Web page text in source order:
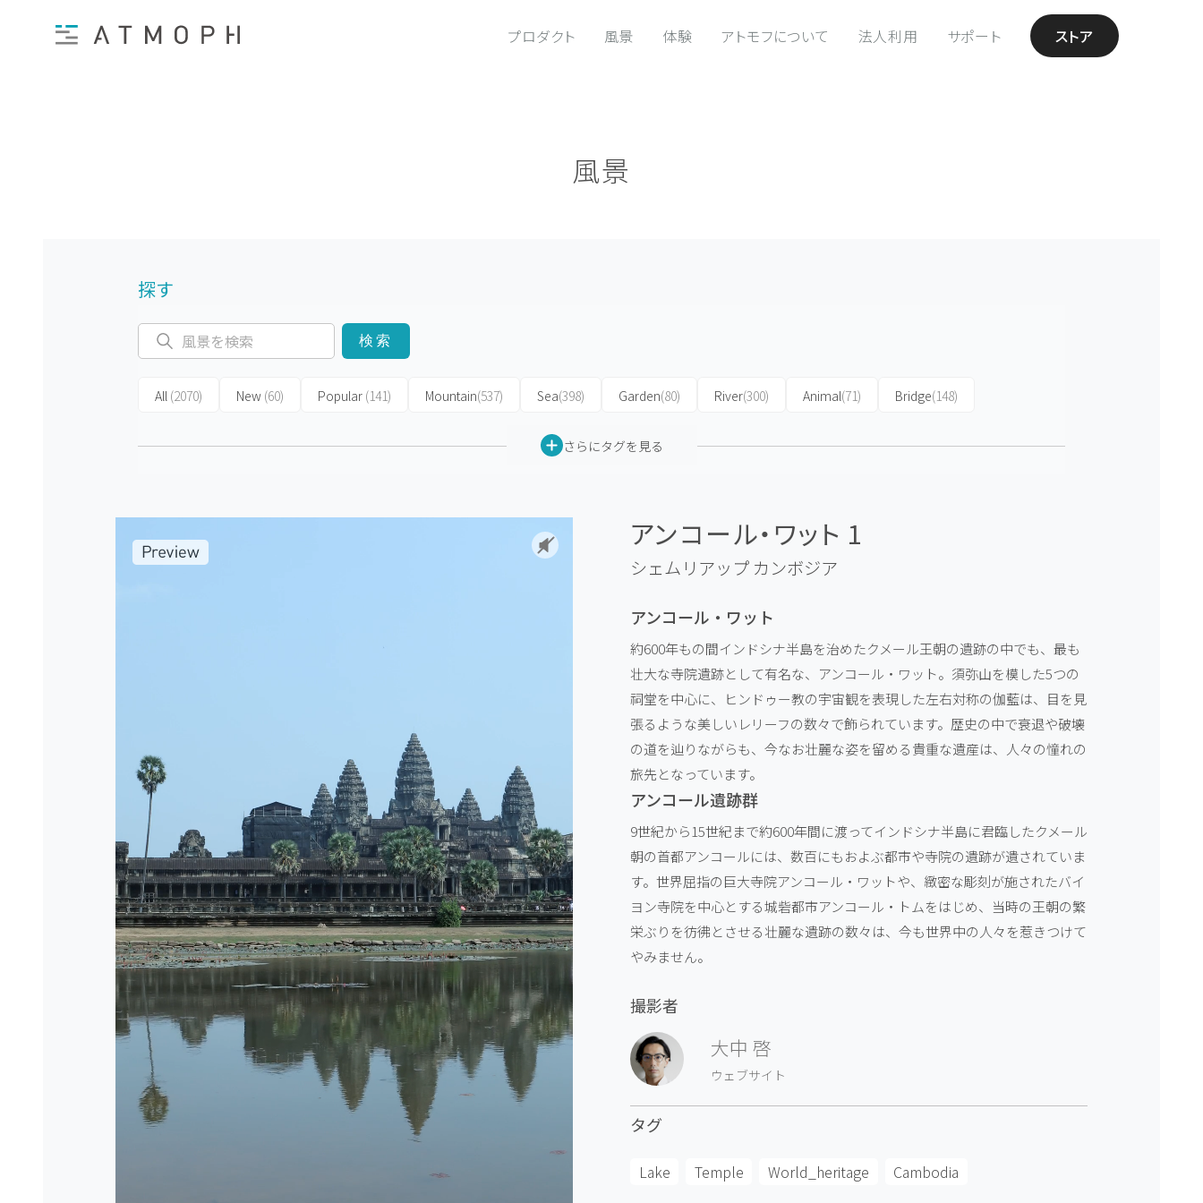
プロダクト 風景 体験 アトモフについて 法人利用 サポート ストア
風景
探す
検索
All (2070) New (60) Popular (141) Mountain(537) Sea(398) Garden(80) River(300) Animal(71) Bridge(148)
さらにタグを見る
アンコール・ワット 1
シェムリアップ カンボジア
アンコール・ワット
約600年もの間インドシナ半島を治めたクメール王朝の遺跡の中でも、最も
壮大な寺院遺跡として有名な、アンコール・ワット。須弥山を模した5つの
祠堂を中心に、ヒンドゥー教の宇宙観を表現した左右対称の伽藍は、目を見
張るような美しいレリーフの数々で飾られています。歴史の中で衰退や破壊
の道を辿りながらも、今なお壮麗な姿を留める貴重な遺産は、人々の憧れの
旅先となっています。
アンコール遺跡群
9世紀から15世紀まで約600年間に渡ってインドシナ半島に君臨したクメール
朝の首都アンコールには、数百にもおよぶ都市や寺院の遺跡が遺されていま
す。世界屈指の巨大寺院アンコール・ワットや、緻密な彫刻が施されたバイ
ヨン寺院を中心とする城砦都市アンコール・トムをはじめ、当時の王朝の繁
栄ぶりを彷彿とさせる壮麗な遺跡の数々は、今も世界中の人々を惹きつけて
やみません。
撮影者
大中 啓
ウェブサイト
タグ
Lake Temple World_heritage Cambodia